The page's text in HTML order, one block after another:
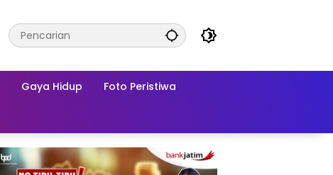
Gaya Hidup Foto Peristiwa